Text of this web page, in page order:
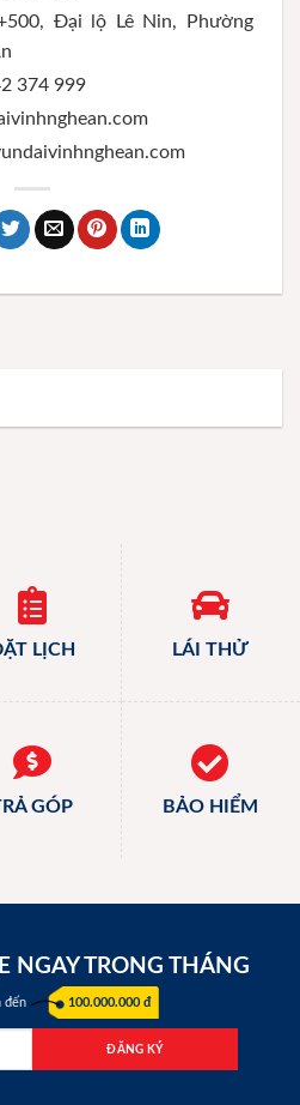
Đại lộ Lê Nin, Phường
374 999
LỊCH LÁI THỬ
GÓP BẢO HIỂM
NGAY TRONG THÁNG
đến 100.000.000 đ